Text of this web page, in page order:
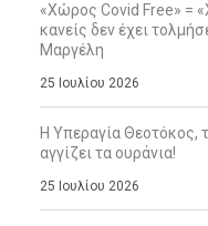
«Χώρος Covid Free» =
κανείς δεν έχει
Μαργέλη
25 Ιουλίου 2026
Η Υπεραγία Θεοτόκος,
αγγίζει τα ουράνια!
25 Ιουλίου 2026